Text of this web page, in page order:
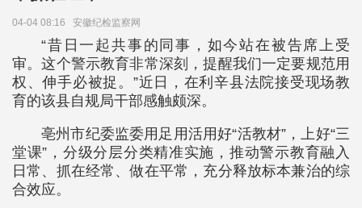
04-04 08:16 安徽纪检监察网
“昔日一起共事的同事，如今站在被告席上受
审。这个警示教育非常深刻，提醒我们一定要规范用
权、伸手必被捉。”近日，在利辛县法院接受现场教
育的该县自规局干部感触颇深。
亳州市纪委监委用足用活用好“活教材”，上好“三
堂课”，分级分层分类精准实施，推动警示教育融入
日常、抓在经常、做在平常，充分释放标本兼治的综
合效应。